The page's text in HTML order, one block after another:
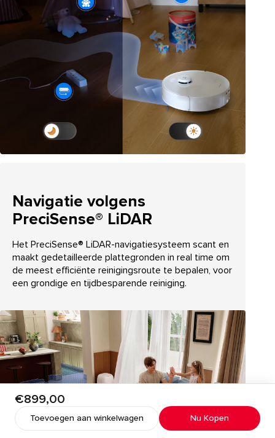
Navigatie volgens
PreciSense® LiDAR
Het PreciSense® LiDAR-navigatiesysteem scant en
maakt gedetailleerde plattegronden in real time om
de meest efficiënte reinigingsroute te bepalen, voor
een grondige en tijdbesparende reiniging.
Huidige prijs:
€899,00
Toevoegen aan winkelwagen Nu Kopen